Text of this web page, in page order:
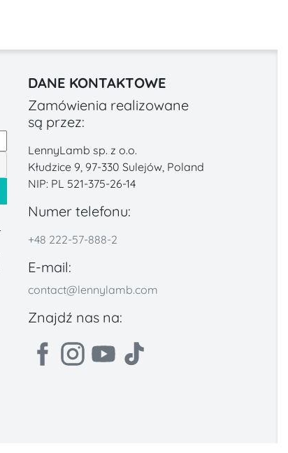
DANE KONTAKTOWE
Zamówienia realizowane
są przez:
LennyLamb sp. z o.o.
Kłudzice 9, 97-330 Sulejów, Poland
NIP: PL 521-375-26-14
Numer telefonu:
+48 222-57-888-2
E-mail:
contact@lennylamb.com
Znajdź nas na: